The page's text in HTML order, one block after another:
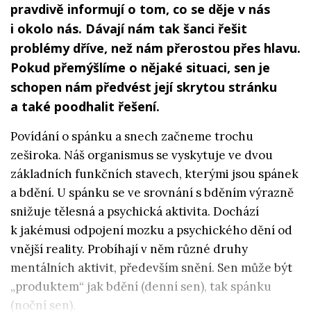
pravdivě informují o tom, co se děje v nás
i okolo nás. Dávají nám tak šanci řešit
problémy dříve, než nám přerostou přes hlavu.
Pokud přemýšlíme o nějaké situaci, sen je
schopen nám předvést její skrytou stránku
a také poodhalit řešení.
Povídání o spánku a snech začneme trochu
zeširoka. Náš organismus se vyskytuje ve dvou
základních funkčních stavech, kterými jsou spánek
a bdění. U spánku se ve srovnání s bděním výrazně
snižuje tělesná a psychická aktivita. Dochází
k jakémusi odpojení mozku a psychického dění od
vnější reality. Probíhají v něm různé druhy
mentálních aktivit, především snění. Sen může být
„produktem“ jak bdění (denní sen), tak spánku
(noční sen).